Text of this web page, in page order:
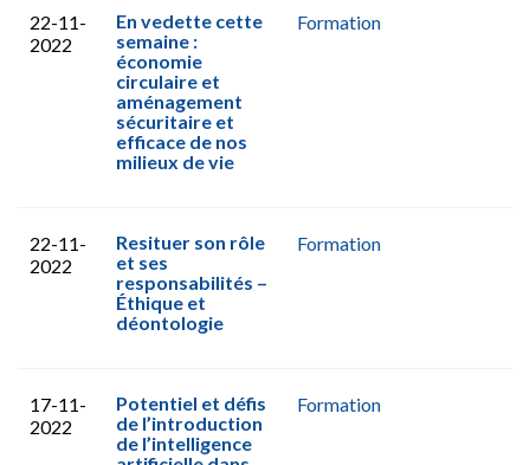
22-11-
2022
En vedette cette
semaine :
économie
circulaire et
aménagement
sécuritaire et
efficace de nos
milieux de vie
Formation
22-11-
2022
Resituer son rôle
et ses
responsabilités –
Éthique et
déontologie
Formation
17-11-
2022
Potentiel et défis
de l’introduction
de l’intelligence
Formation